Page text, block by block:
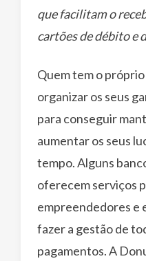
que facilitam o
cartões de débito e
Quem tem o
organizar os seus
para conseguir
aumentar os seus
tempo. Alguns
oferecem serviços
empreendedores e
fazer a gestão de
pagamentos. A